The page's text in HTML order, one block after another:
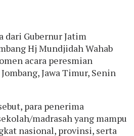
dari Gubernur Jatim
Hj Mundjidah Wahab
acara peresmian
Jawa Timur, Senin
para penerima
madrasah yang mampu
nasional, provinsi, serta